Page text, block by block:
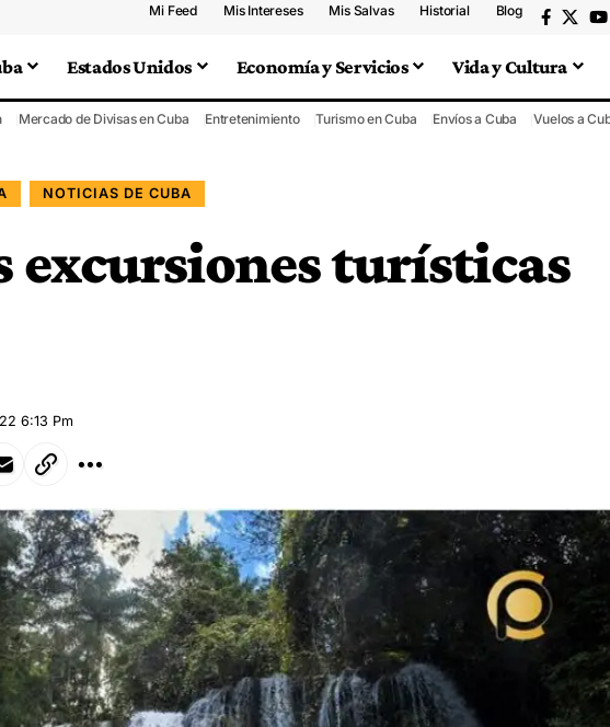
Mi Feed Mis Intereses Mis Salvas Historial Blog
Estados Unidos Economía y Servicios Vida y Cultura
Mercado de Divisas en Cuba Entretenimiento Turismo en Cuba Envíos a Cuba Vuelos a
NOTICIAS DE CUBA
excursiones turísticas
6:13 Pm